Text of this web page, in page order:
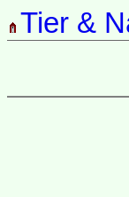
Tier &